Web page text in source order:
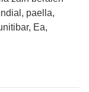
paella,
Ea,